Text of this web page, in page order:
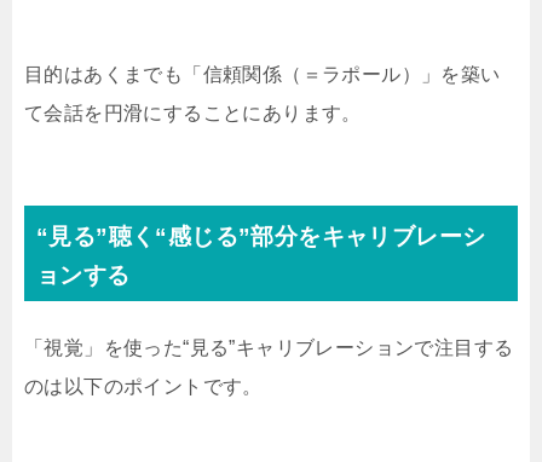
目的はあくまでも「信頼関係（＝ラポール）」を築い
て会話を円滑にすることにあります。
“見る”聴く“感じる”部分をキャリブレーシ
ョンする
「視覚」を使った“見る”キャリブレーションで注目する
のは以下のポイントです。